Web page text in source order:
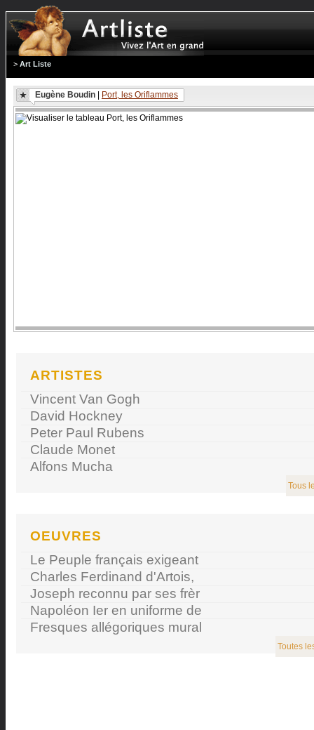
> Art Liste
Eugène Boudin Port, les Oriflammes
ARTISTES
Vincent Van Gogh
David Hockney
Peter Paul Rubens
Claude Monet
Alfons Mucha
Tous
OEUVRES
Le Peuple français exigeant
Charles Ferdinand d'Artois,
Joseph reconnu par ses frèr
Napoléon Ier en uniforme de
Fresques allégoriques mural
Toutes